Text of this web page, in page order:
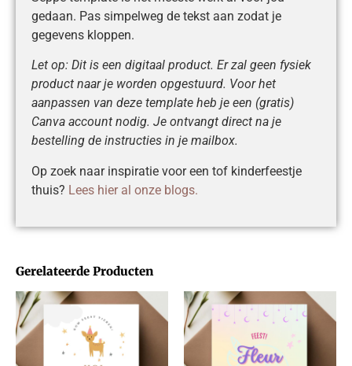
Gerelateerde Producten
gedaan. Pas simpelweg de tekst aan zodat je
gegevens kloppen.
Let op: Dit is een digitaal product. Er zal geen fysiek
product naar je worden opgestuurd. Voor het
aanpassen van deze template heb je een (gratis)
Canva account nodig. Je ontvangt direct na je
bestelling de instructies in je mailbox.
Op zoek naar inspiratie voor een tof kinderfeestje
thuis? Lees hier al onze blogs.